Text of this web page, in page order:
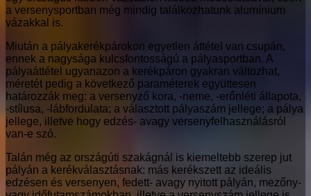
a versenysportban még mindig találkozhatunk alumínium
vázakkal is.
Miután a pályakerékpárokon egyetlen áttétel van csupán,
ennek a nagysága kulcsfontosságú a pályasportban. A
pályaáttétel ugyanazon a kerékpáron gyakran változhat,
méretét pedig a következő paraméterek együttesen
határozzák meg: a versenyző kora, -neme, -erőnléti állapota,
-stílusa, -lábfordulata; a választott pályaszám jellege; a pálya
jellege, illetve hogy edzés- avagy versenyfelhasználásról
van-e szó.
Talán még az országúti szakágnál is kiemeltebb szerep jut
pályán a kerékválasztásnak: más kerékszett az ideális
edzésen és versenyen, fedett- avagy nyitott pályán, mezőny-